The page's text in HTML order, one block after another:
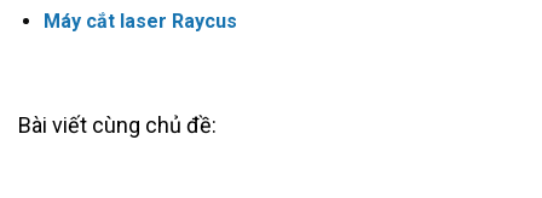
Máy cắt laser Raycus
Bài viết cùng chủ đề: